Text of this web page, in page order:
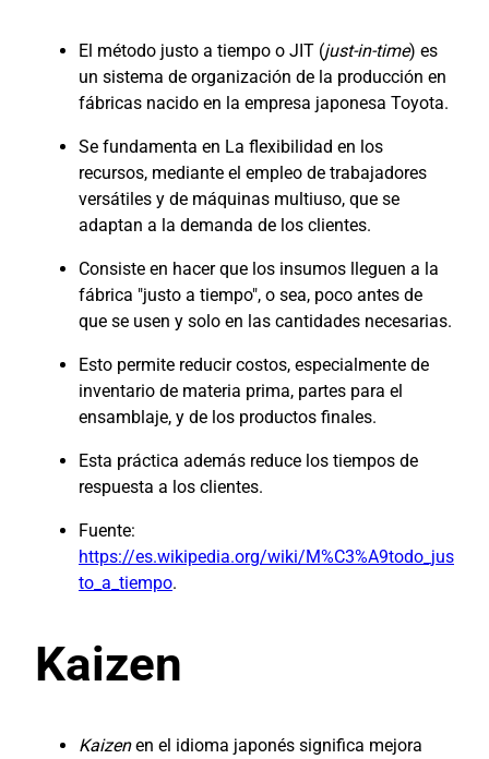
El método justo a tiempo o JIT (just-in-time) es
un sistema de organización de la producción en
fábricas nacido en la empresa japonesa Toyota.
Se fundamenta en La flexibilidad en los
recursos, mediante el empleo de trabajadores
versátiles y de máquinas multiuso, que se
adaptan a la demanda de los clientes.
Consiste en hacer que los insumos lleguen a la
fábrica "justo a tiempo", o sea, poco antes de
que se usen y solo en las cantidades necesarias.
Esto permite reducir costos, especialmente de
inventario de materia prima, partes para el
ensamblaje, y de los productos finales.
Esta práctica además reduce los tiempos de
respuesta a los clientes.
Fuente:
https://es.wikipedia.org/wiki/M%C3%A9todo_jus
to_a_tiempo.
Kaizen
Kaizenen el idioma japonés significa mejora